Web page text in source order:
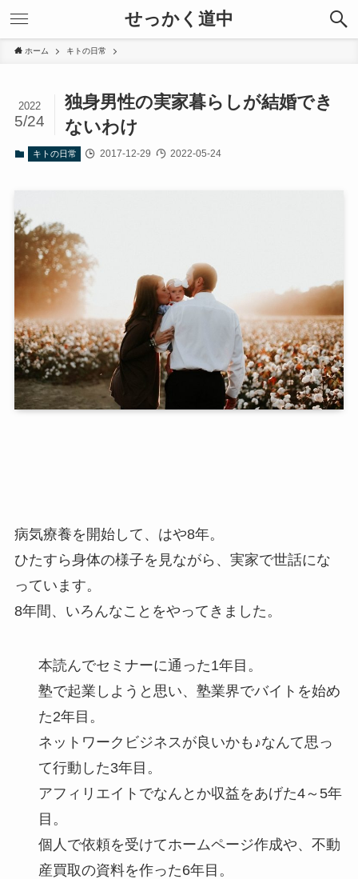
せっかく道中
ホーム キトの日常
独身男性の実家暮らしが結婚でき
ないわけ
2022
5/24
キトの日常 2017-12-29 2022-05-24
病気療養を開始して、はや8年。
ひたすら身体の様子を見ながら、実家で世話にな
っています。
8年間、いろんなことをやってきました。
本読んでセミナーに通った1年目。
塾で起業しようと思い、塾業界でバイトを始め
た2年目。
ネットワークビジネスが良いかも♪なんて思っ
て行動した3年目。
アフィリエイトでなんとか収益をあげた4～5年
目。
個人で依頼を受けてホームページ作成や、不動
産買取の資料を作った6年目。